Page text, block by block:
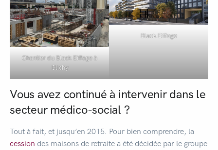
Chantier du Black Eiffage à
Clichy
Black Eiffage
Vous avez continué à intervenir dans le
secteur médico-social ?
Tout à fait, et jusqu’en 2015. Pour bien comprendre, la
cession des maisons de retraite a été décidée par le groupe